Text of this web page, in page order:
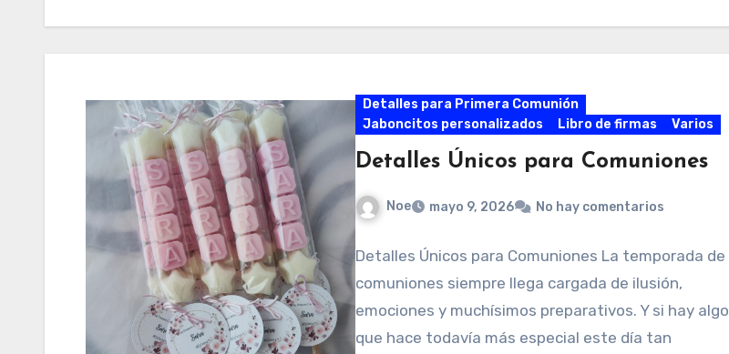
Detalles para Primera Comunión
Jaboncitos personalizados
Libro de firmas Varios
Detalles Únicos para Comuniones
Noe mayo 9, 2026 No hay comentarios
Detalles Únicos para Comuniones La temporada de
comuniones siempre llega cargada de ilusión,
emociones y muchísimos preparativos. Y si hay algo
que hace todavía más especial este día tan